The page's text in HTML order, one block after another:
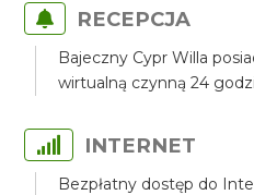
RECEPCJA
Bajeczny Cypr Willa
wirtualną czynną 24
INTERNET
Bezpłatny dostęp do